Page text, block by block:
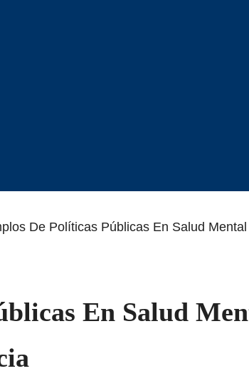
De Políticas Públicas En Salud
En Salud